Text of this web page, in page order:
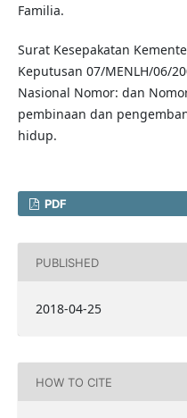
Familia.
Surat Kesepakatan
Keputusan 07/MENLH/06/
Nasional Nomor: dan
pembinaan dan
hidup.
PDF
PUBLISHED
2018-04-25
HOW TO CITE